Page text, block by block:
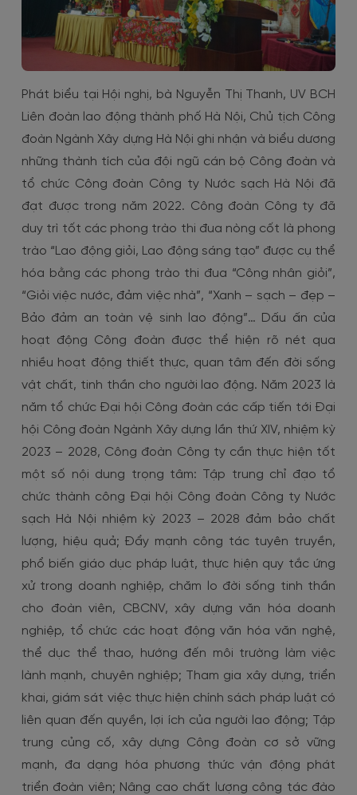
Phát biểu tại Hội nghị, bà Nguyễn Thị Thanh, UV BCH
Liên đoàn lao động thành phố Hà Nội, Chủ tịch Công
đoàn Ngành Xây dựng Hà Nội ghi nhận và biểu dương
những thành tích của đội ngũ cán bộ Công đoàn và
tổ chức Công đoàn Công ty Nước sạch Hà Nội đã
đạt được trong năm 2022. Công đoàn Công ty đã
duy trì tốt các phong trào thi đua nòng cốt là phong
trào “Lao động giỏi, Lao động sáng tạo” được cụ thể
hóa bằng các phong trào thi đua “Công nhân giỏi”,
“Giỏi việc nước, đảm việc nhà”, “Xanh – sạch – đẹp –
Bảo đảm an toàn vệ sinh lao động”… Dấu ấn của
hoạt động Công đoàn được thể hiện rõ nét qua
nhiều hoạt động thiết thực, quan tâm đến đời sống
vật chất, tinh thần cho người lao động. Năm 2023 là
năm tổ chức Đại hội Công đoàn các cấp tiến tới Đại
hội Công đoàn Ngành Xây dựng lần thứ XIV, nhiệm kỳ
2023 – 2028, Công đoàn Công ty cần thực hiện tốt
một số nội dung trọng tâm: Tập trung chỉ đạo tổ
chức thành công Đại hội Công đoàn Công ty Nước
sạch Hà Nội nhiệm kỳ 2023 – 2028 đảm bảo chất
lượng, hiệu quả; Đẩy mạnh công tác tuyên truyền,
phổ biến giáo dục pháp luật, thực hiện quy tắc ứng
xử trong doanh nghiệp, chăm lo đời sống tinh thần
cho đoàn viên, CBCNV, xây dựng văn hóa doanh
nghiệp, tổ chức các hoạt động văn hóa văn nghệ,
thể dục thể thao, hướng đến môi trường làm việc
lành mạnh, chuyên nghiệp; Tham gia xây dựng, triển
khai, giám sát việc thực hiện chính sách pháp luật có
liên quan đến quyền, lợi ích của người lao động; Tập
trung củng cố, xây dựng Công đoàn cơ sở vững
mạnh, đa dạng hóa phương thức vận động phát
triển đoàn viên; Nâng cao chất lượng công tác đào